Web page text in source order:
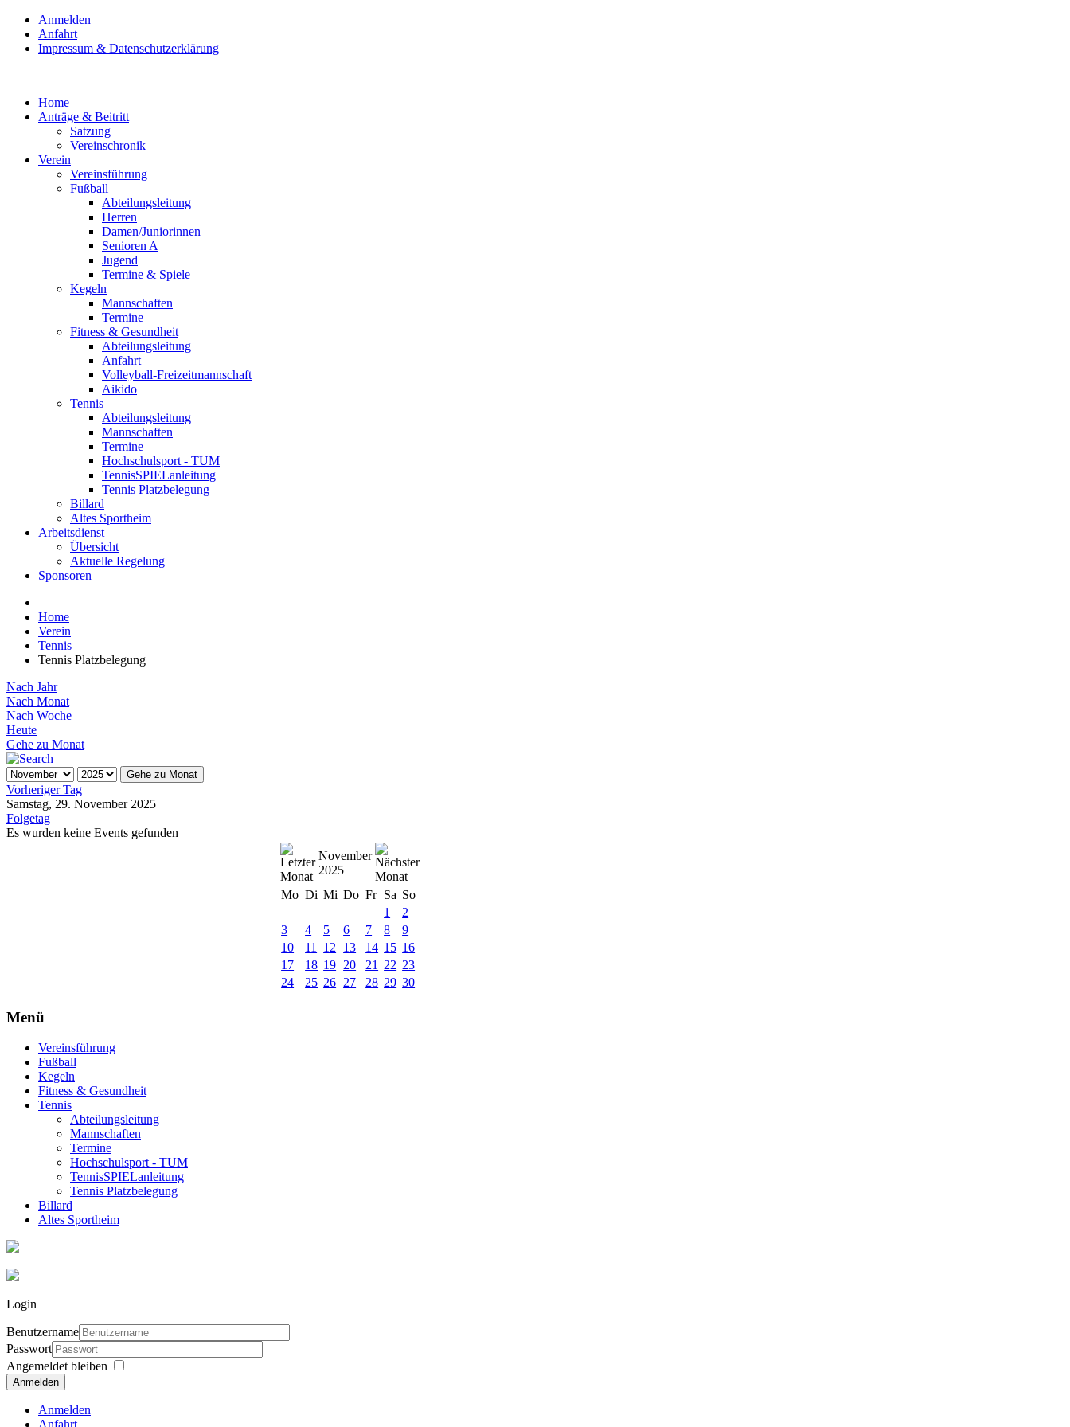
Anmelden
Anfahrt
Impressum & Datenschutzerklärung
Home
Anträge & Beitritt
Satzung
Vereinschronik
Verein
Vereinsführung
Fußball
Abteilungsleitung
Herren
Damen/Juniorinnen
Senioren A
Jugend
Termine & Spiele
Kegeln
Mannschaften
Termine
Fitness & Gesundheit
Abteilungsleitung
Anfahrt
Volleyball-Freizeitmannschaft
Aikido
Tennis
Abteilungsleitung
Mannschaften
Termine
Hochschulsport - TUM
TennisSPIELanleitung
Tennis Platzbelegung
Billard
Altes Sportheim
Arbeitsdienst
Übersicht
Aktuelle Regelung
Sponsoren
Home
Verein
Tennis
Tennis Platzbelegung
Nach Jahr
Nach Monat
Nach Woche
Heute
Gehe zu Monat
Gehe zu Monat
Vorheriger Tag
Samstag, 29. November 2025
Folgetag
Es wurden keine Events gefunden
November
2025
Mo Di Mi Do Fr Sa So
1
2
3
4 5 6 7 8
9
10
11 12 13 14 15 16
17
18 19 20 21 22 23
24
25 26 27 28 29 30
Menü
Vereinsführung
Fußball
Kegeln
Fitness & Gesundheit
Tennis
Abteilungsleitung
Mannschaften
Termine
Hochschulsport - TUM
TennisSPIELanleitung
Tennis Platzbelegung
Billard
Altes Sportheim
Login
Benutzername
Passwort
Angemeldet bleiben
Anmelden
Anmelden